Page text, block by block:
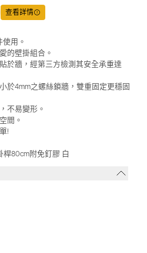
查看詳情
用。
的壁掛組合。
於牆，經第三方檢測其安全承重達
於4mm之螺絲鎖牆，雙重固定更穩固
不易變形。
間。
!
桿80cm附免釘膠 白